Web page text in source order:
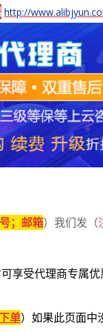
http://
；邮箱）我们发（
享受代理商专属优
单） 如果此页面中